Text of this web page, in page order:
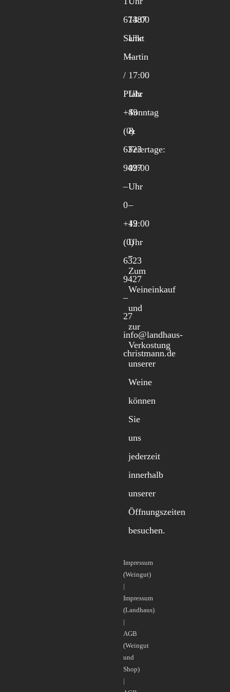
67487
Sankt
Martin
/
Pfalz
+49
(0)
6323
9427
–
0
+49
(0)
6323
9427
–
27
info@landhaus-
christmann.de
13:00
Uhr
–
17:00
Uhr
Sonntag
&
Feiertage:
09:00
Uhr
–
12:00
Uhr
Zum
Weineinkauf
und
zur
Verkostung
unserer
Weine
können
Sie
uns
jederzeit
innerhalb
unserer
Öffnungszeiten
besuchen.
Impressum
(Weingut)
|
Impressum
(Landhaus)
|
AGB
(Weingut
und
Shop)
|